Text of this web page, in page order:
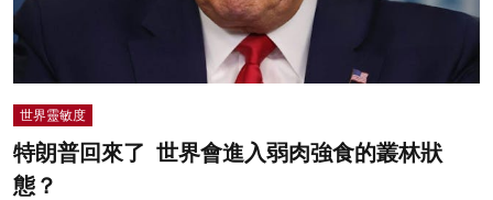
世界靈敏度
特朗普回來了 世界會進入弱肉強食的叢林狀
態？